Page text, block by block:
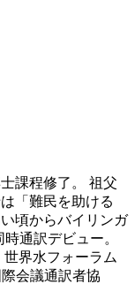
課程修了。 祖父
「難民を助ける
頃からバイリンガ
通訳デビュー。
界水フォーラム
会議通訳者協